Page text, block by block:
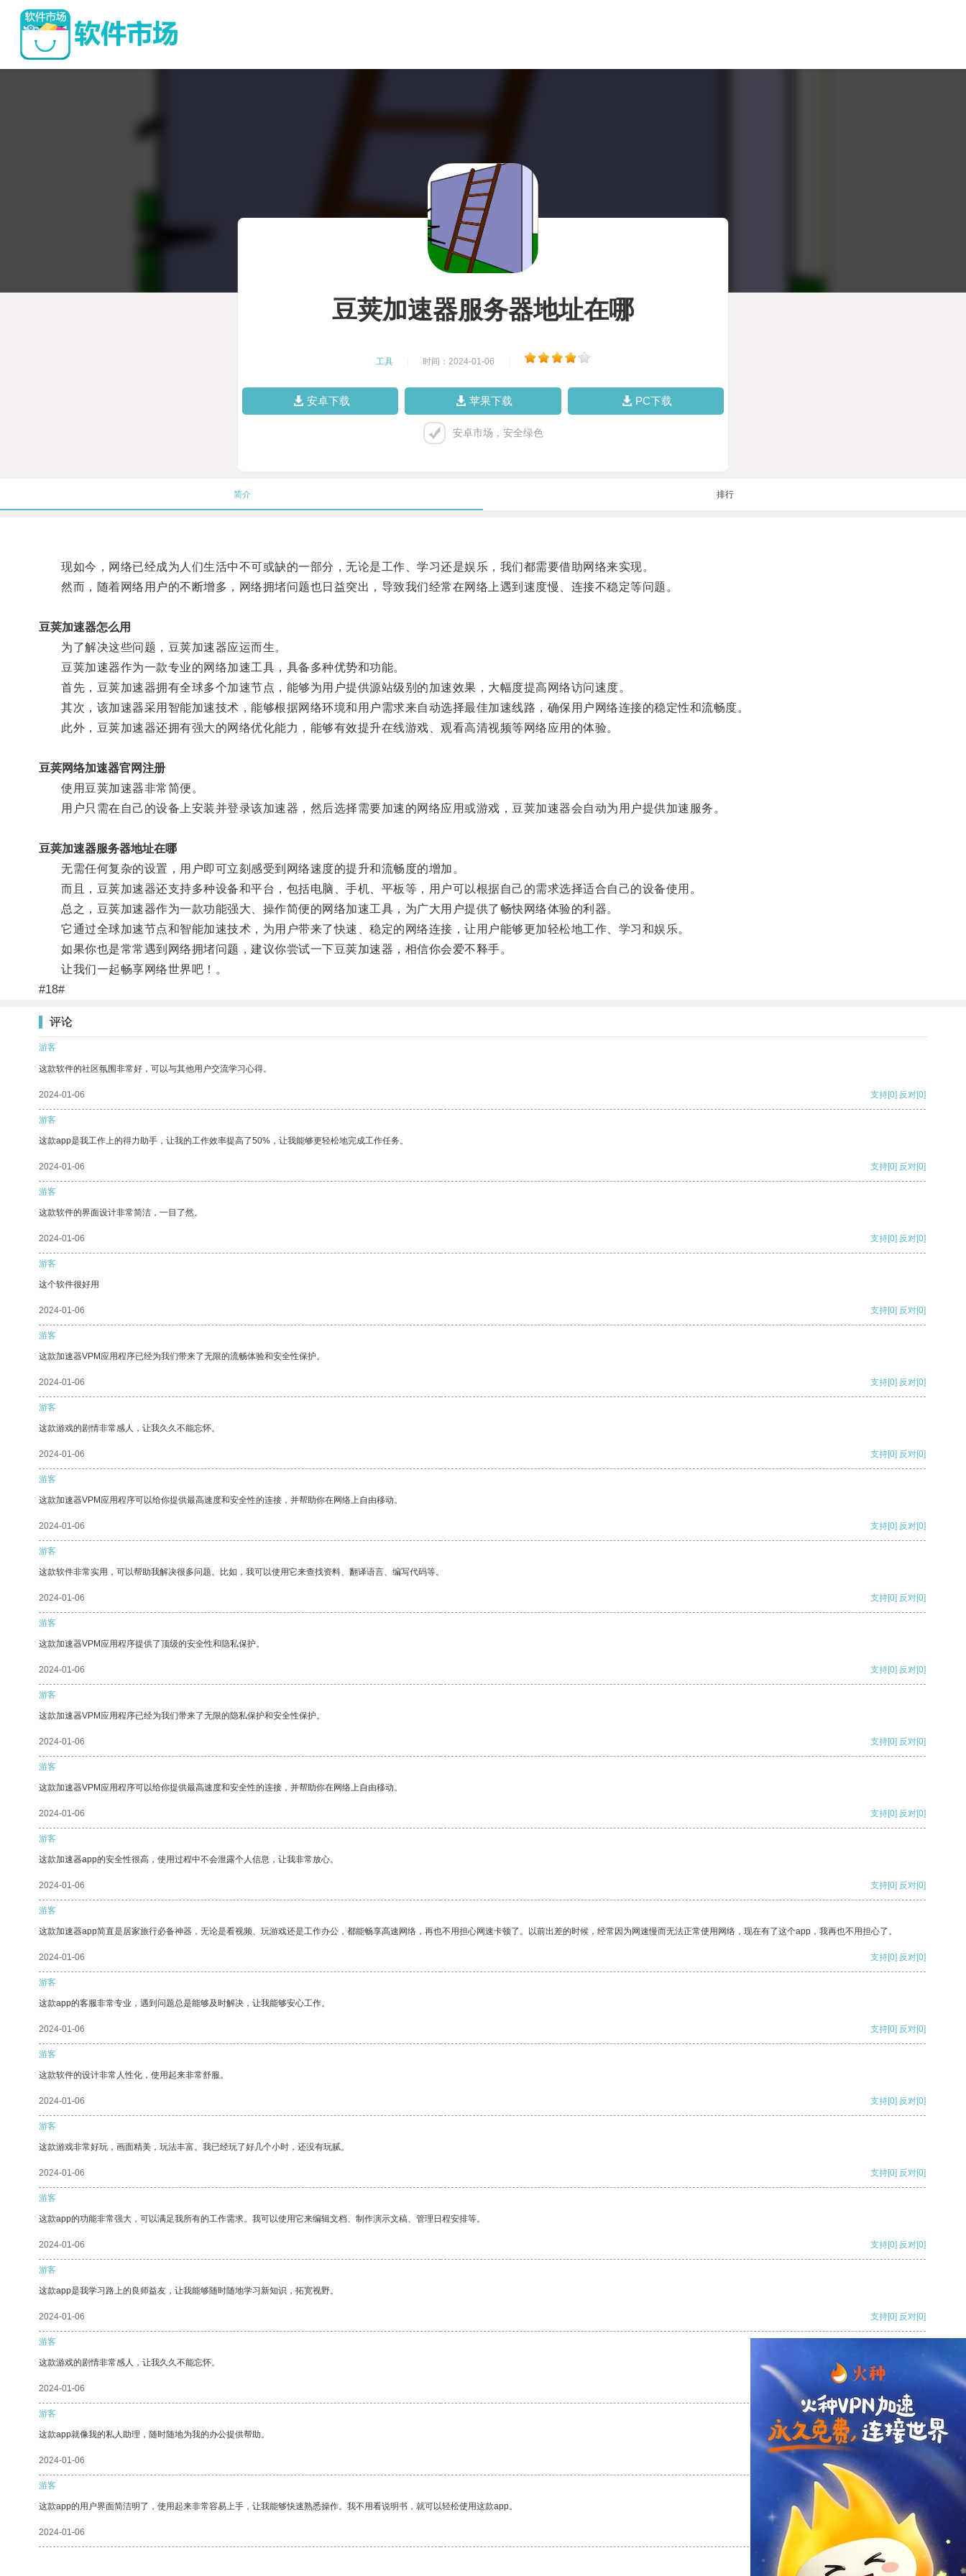
豆荚加速器服务器地址在哪
工具 时间：2024-01-06
安卓下载 苹果下载 PC下载
安卓市场，安全绿色
简介 排行
现如今，网络已经成为人们生活中不可或缺的一部分，无论是工作、学习还是娱乐，我们都需要借助网络来实现。
然而，随着网络用户的不断增多，网络拥堵问题也日益突出，导致我们经常在网络上遇到速度慢、连接不稳定等问题。
豆荚加速器怎么用
为了解决这些问题，豆荚加速器应运而生。
豆荚加速器作为一款专业的网络加速工具，具备多种优势和功能。
首先，豆荚加速器拥有全球多个加速节点，能够为用户提供源站级别的加速效果，大幅度提高网络访问速度。
其次，该加速器采用智能加速技术，能够根据网络环境和用户需求来自动选择最佳加速线路，确保用户网络连接的稳定性和流畅度。
此外，豆荚加速器还拥有强大的网络优化能力，能够有效提升在线游戏、观看高清视频等网络应用的体验。
豆荚网络加速器官网注册
使用豆荚加速器非常简便。
用户只需在自己的设备上安装并登录该加速器，然后选择需要加速的网络应用或游戏，豆荚加速器会自动为用户提供加速服务。
豆荚加速器服务器地址在哪
无需任何复杂的设置，用户即可立刻感受到网络速度的提升和流畅度的增加。
而且，豆荚加速器还支持多种设备和平台，包括电脑、手机、平板等，用户可以根据自己的需求选择适合自己的设备使用。
总之，豆荚加速器作为一款功能强大、操作简便的网络加速工具，为广大用户提供了畅快网络体验的利器。
它通过全球加速节点和智能加速技术，为用户带来了快速、稳定的网络连接，让用户能够更加轻松地工作、学习和娱乐。
如果你也是常常遇到网络拥堵问题，建议你尝试一下豆荚加速器，相信你会爱不释手。
让我们一起畅享网络世界吧！。
#18#
评论
游客
这款软件的社区氛围非常好，可以与其他用户交流学习心得。
2024-01-06 支持[0] 反对[0]
游客
这款app是我工作上的得力助手，让我的工作效率提高了50%，让我能够更轻松地完成工作任务。
2024-01-06 支持[0] 反对[0]
游客
这款软件的界面设计非常简洁，一目了然。
2024-01-06 支持[0] 反对[0]
游客
这个软件很好用
2024-01-06 支持[0] 反对[0]
游客
这款加速器VPM应用程序已经为我们带来了无限的流畅体验和安全性保护。
2024-01-06 支持[0] 反对[0]
游客
这款游戏的剧情非常感人，让我久久不能忘怀。
2024-01-06 支持[0] 反对[0]
游客
这款加速器VPM应用程序可以给你提供最高速度和安全性的连接，并帮助你在网络上自由移动。
2024-01-06 支持[0] 反对[0]
游客
这款软件非常实用，可以帮助我解决很多问题。比如，我可以使用它来查找资料、翻译语言、编写代码等。
2024-01-06 支持[0] 反对[0]
游客
这款加速器VPM应用程序提供了顶级的安全性和隐私保护。
2024-01-06 支持[0] 反对[0]
游客
这款加速器VPM应用程序已经为我们带来了无限的隐私保护和安全性保护。
2024-01-06 支持[0] 反对[0]
游客
这款加速器VPM应用程序可以给你提供最高速度和安全性的连接，并帮助你在网络上自由移动。
2024-01-06 支持[0] 反对[0]
游客
这款加速器app的安全性很高，使用过程中不会泄露个人信息，让我非常放心。
2024-01-06 支持[0] 反对[0]
游客
这款加速器app简直是居家旅行必备神器，无论是看视频、玩游戏还是工作办公，都能畅享高速网络，再也不用担心网速卡顿了。以前出差的时候，经常因为网速慢而无法正常使用网络，现在有了这个app，我再也不用担心了。
2024-01-06 支持[0] 反对[0]
游客
这款app的客服非常专业，遇到问题总是能够及时解决，让我能够安心工作。
2024-01-06 支持[0] 反对[0]
游客
这款软件的设计非常人性化，使用起来非常舒服。
2024-01-06 支持[0] 反对[0]
游客
这款游戏非常好玩，画面精美，玩法丰富。我已经玩了好几个小时，还没有玩腻。
2024-01-06 支持[0] 反对[0]
游客
这款app的功能非常强大，可以满足我所有的工作需求。我可以使用它来编辑文档、制作演示文稿、管理日程安排等。
2024-01-06 支持[0] 反对[0]
游客
这款app是我学习路上的良师益友，让我能够随时随地学习新知识，拓宽视野。
2024-01-06 支持[0] 反对[0]
游客
这款游戏的剧情非常感人，让我久久不能忘怀。
2024-01-06
游客
这款app就像我的私人助理，随时随地为我的办公提供帮助。
2024-01-06 反对
游客
这款app的用户界面简洁明了，使用起来非常容易上手，让我能够快速熟悉操作。我不用看说明书，就可以轻松使用这款app。
2024-01-06 反对[0]